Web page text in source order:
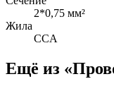
2*0,75 мм²
Жила
CCA
Ещё из